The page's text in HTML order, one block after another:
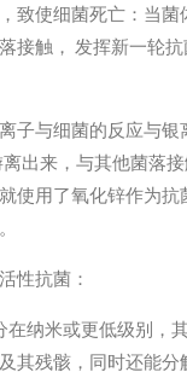
致使细菌死亡：当菌
接触， 发挥新一轮
子与细菌的反应与银
出来，与其他菌落
使用了氧化锌作为抗
性抗菌：
在纳米或更低级别，
其残骸，同时还能分